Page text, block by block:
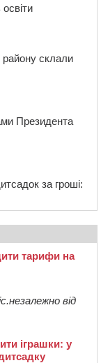
району склали
Президента
за гроші:
тарифи на
від
іграшки: у